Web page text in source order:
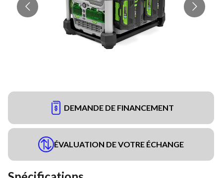
DEMANDE DE FINANCEMENT
ÉVALUATION DE VOTRE ÉCHANGE